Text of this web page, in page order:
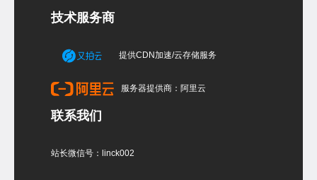
技术服务商
提供CDN加速/云存储服务
服务器提供商：阿里云
联系我们
站长微信号：linck002